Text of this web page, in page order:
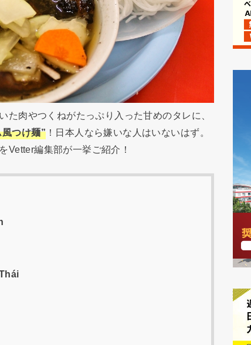
肉やつくねがたっぷり入った甘めのタレに、
つけ麺”！日本人なら嫌いな人はいないはず。
Vetter編集部が一挙ご紹介！